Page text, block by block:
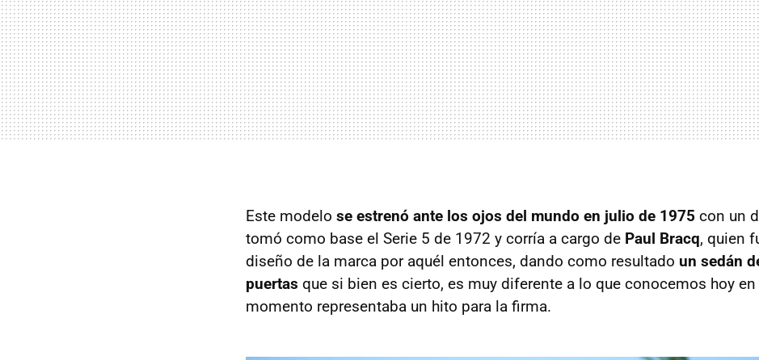
Este modelo se estrenó ante los ojos del mundo en julio de 1975 con un
tomó como base el Serie 5 de 1972 y corría a cargo de Paul Bracq, quien
diseño de la marca por aquél entonces, dando como resultado un sedán
puertas que si bien es cierto, es muy diferente a lo que conocemos hoy en
momento representaba un hito para la firma.